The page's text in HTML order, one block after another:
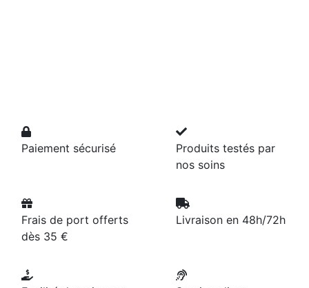
Paiement sécurisé
Produits testés par
nos soins
Frais de port offerts
dès 35 €
Livraison en 48h/72h